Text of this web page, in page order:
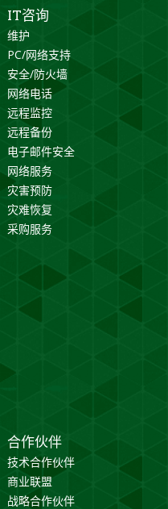
IT咨询
维护
PC/网络支持
安全/防火墙
网络电话
远程监控
远程备份
电子邮件安全
网络服务
灾害预防
灾难恢复
采购服务
合作伙伴
技术合作伙伴
商业联盟
战略合作伙伴